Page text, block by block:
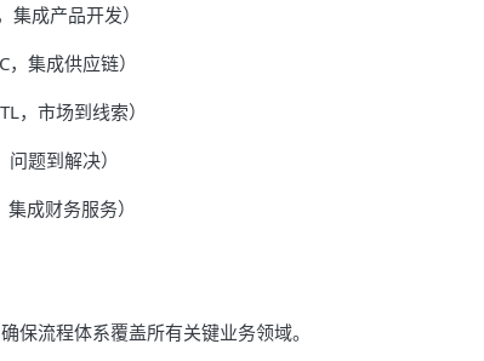
集成产品开发）
集成供应链）
，市场到线索）
题到解决）
成财务服务）
保流程体系覆盖所有关键业务领域。